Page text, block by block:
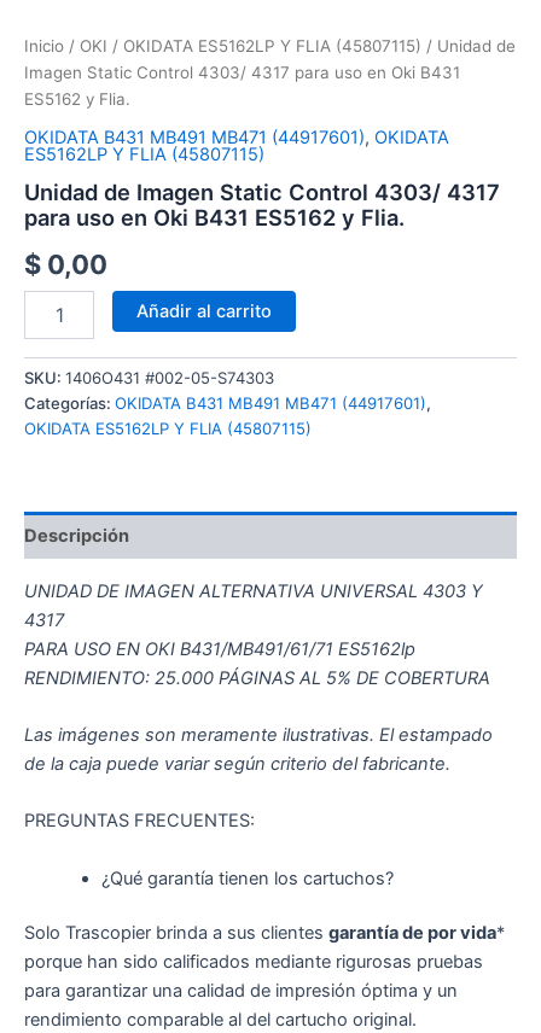
Inicio / OKI / OKIDATA ES5162LP Y FLIA (45807115) / Unidad de
Imagen Static Control 4303/ 4317 para uso en Oki B431
ES5162 y Flia.
OKIDATA B431 MB491 MB471 (44917601), OKIDATA
ES5162LP Y FLIA (45807115)
Unidad de Imagen Static Control 4303/ 4317
para uso en Oki B431 ES5162 y Flia.
$ 0,00
Añadir al carrito
SKU: 1406O431 #002-05-S74303
Categorías: OKIDATA B431 MB491 MB471 (44917601),
OKIDATA ES5162LP Y FLIA (45807115)
Descripción
UNIDAD DE IMAGEN ALTERNATIVA UNIVERSAL 4303 Y
4317
PARA USO EN OKI B431/MB491/61/71 ES5162lp
RENDIMIENTO: 25.000 PÁGINAS AL 5% DE COBERTURA
Las imágenes son meramente ilustrativas. El estampado
de la caja puede variar según criterio del fabricante.
PREGUNTAS FRECUENTES:
¿Qué garantía tienen los cartuchos?
Solo Trascopier brinda a sus clientes garantía de por vida*
porque han sido calificados mediante rigurosas pruebas
para garantizar una calidad de impresión óptima y un
rendimiento comparable al del cartucho original.